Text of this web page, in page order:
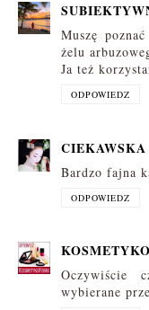
Muszę
żelu
Ja też
ODPOWIEDZ
Bardzo fajna
ODPOWIEDZ
Oczywiście
wybierane